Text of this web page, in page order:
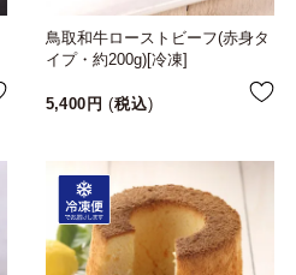
鳥取和牛ローストビーフ(赤身タ
イプ・約200g)[冷凍]
5,400 税込